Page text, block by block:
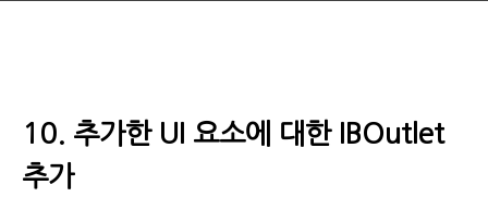
10. 추가한 UI 요소에 대한 IBOutlet
추가